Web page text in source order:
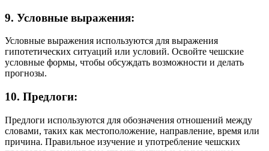
9. Условные выражения:
Условные выражения используются для выражения
гипотетических ситуаций или условий. Освойте чешские
условные формы, чтобы обсуждать возможности и делать
прогнозы.
10. Предлоги:
Предлоги используются для обозначения отношений между
словами, таких как местоположение, направление, время или
причина. Правильное изучение и употребление чешских